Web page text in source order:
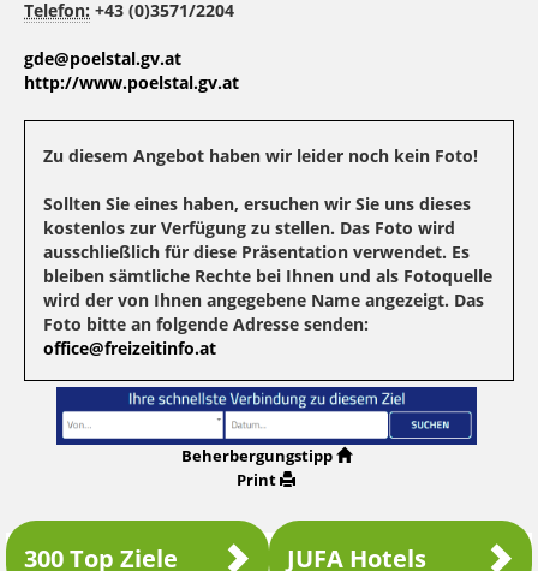
Telefon: +43 (0)3571/2204
gde@poelstal.gv.at
http://www.poelstal.gv.at
Zu diesem Angebot haben wir leider noch kein Foto!
Sollten Sie eines haben, ersuchen wir Sie uns dieses
kostenlos zur Verfügung zu stellen. Das Foto wird
ausschließlich für diese Präsentation verwendet. Es
bleiben sämtliche Rechte bei Ihnen und als Fotoquelle
wird der von Ihnen angegebene Name angezeigt. Das
Foto bitte an folgende Adresse senden:
office@freizeitinfo.at
Beherbergungstipp
Print
300 Top Ziele JUFA Hotels